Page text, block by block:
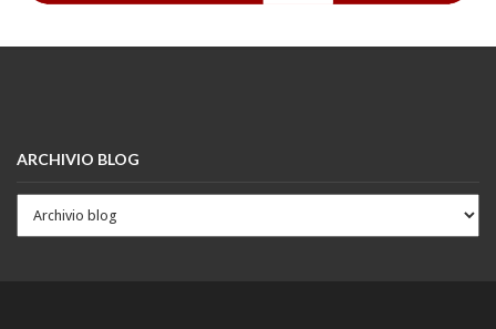
ARCHIVIO BLOG